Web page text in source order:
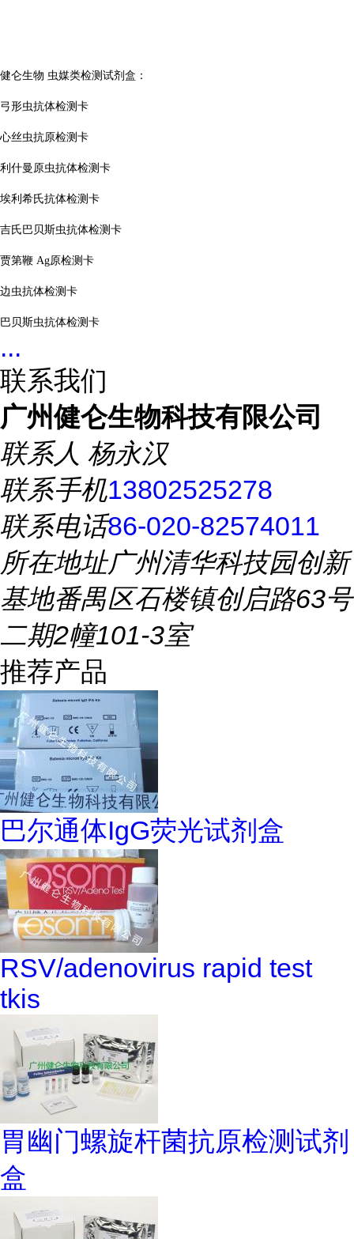
健仑生物 虫媒类检测试剂盒：
弓形虫抗体检测卡
心丝虫抗原检测卡
利什曼原虫抗体检测卡
埃利希氏抗体检测卡
吉氏巴贝斯虫抗体检测卡
贾第鞭 Ag原检测卡
边虫抗体检测卡
巴贝斯虫抗体检测卡
...
联系我们
广州健仑生物科技有限公司
联系人 杨永汉
联系手机13802525278
联系电话86-020-82574011
所在地址广州清华科技园创新
基地番禺区石楼镇创启路63号
二期2幢101-3室
推荐产品
巴尔通体IgG荧光试剂盒
RSV/adenovirus rapid test
tkis
胃幽门螺旋杆菌抗原检测试剂
盒